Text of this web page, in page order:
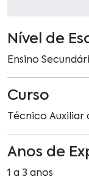
Nível de
Ensino
Curso
Técnico
Anos de
1 a 3 anos